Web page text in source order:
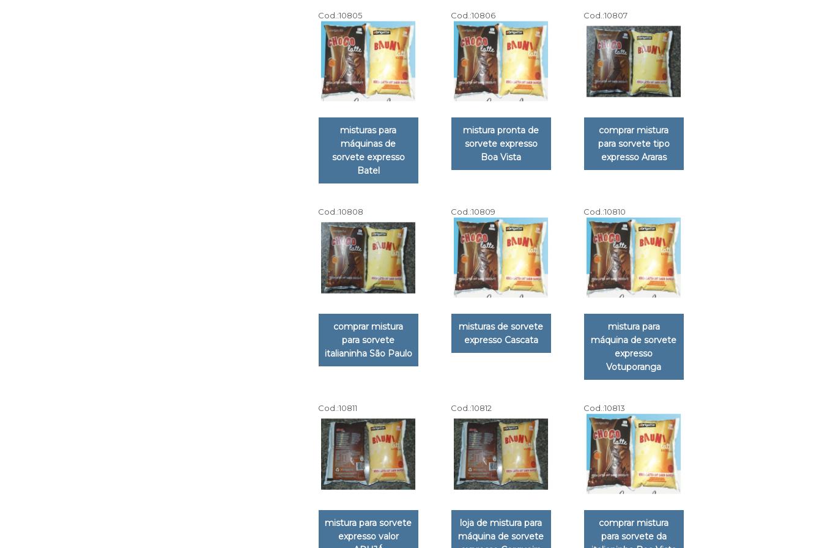
Cod.:10805
misturas para
máquinas de
sorvete expresso
Batel
Cod.:10806
mistura pronta de
sorvete expresso
Boa Vista
Cod.:10807
comprar mistura
para sorvete tipo
expresso Araras
Cod.:10808
comprar mistura
para sorvete
italianinha São Paulo
Cod.:10809
misturas de sorvete
expresso Cascata
Cod.:10810
mistura para
máquina de sorvete
expresso
Votuporanga
Cod.:10811
mistura para sorvete
expresso valor
Cod.:10812
loja de mistura para
máquina de sorvete
Cod.:10813
comprar mistura
para sorvete da